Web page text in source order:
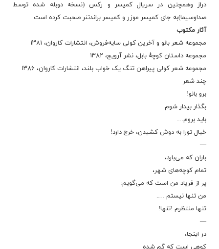
دراز وهمچنین در سریال کمیسر و رکس (نسخه دوبله شده توسط
صداوسیما)به جای کمیسر موزر و کمیسر براندتنر صحبت کرده است
آثار مکتوب
مجموعه شعر بانو و آخرین کولی سایه‌فروش، انتشارات کاروان، ۱۳۸۱
مجموعه داستان کوچهٔ بابل، نشر آرویج، ۱۳۸۲
مجموعه شعر کولی پیراهن تنگ یک خواب بلند، انتشارات کاروان، ۱۳۸۶
چند شعر
برو بانو!
بگذار بیدار شوم
باید بروم…
خیال تورا به دوش کشیدن، خرج دارد!
—
باران که می‌بارد،
تمام کوچه‌های شهر،
پر از فریاد من است که می‌گویم:
من تنها نیستم ….
تنها منتظرم !تنها!
—
در اینجا،
کوهی است که گم شده